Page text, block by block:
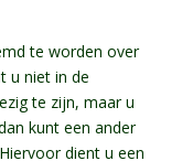
te worden over
u niet in de
te zijn, maar u
kunt een ander
dient u een